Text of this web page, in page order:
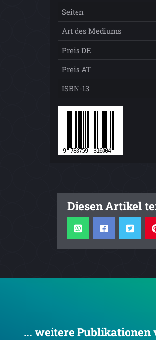
Seiten
Art des Mediums
Preis DE
Preis AT
ISBN-13
Diesen Artikel
... weitere Publikationen